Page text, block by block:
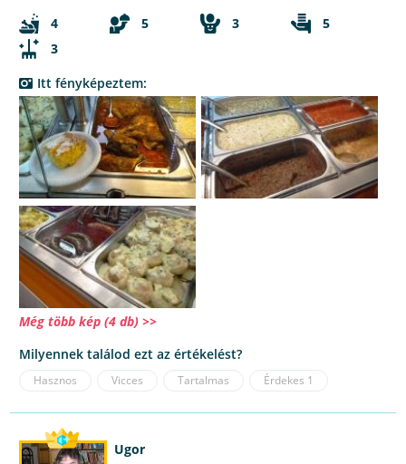
4
5 3
5
3
Itt fényképeztem:
Még több kép (4 db) >>
Milyennek találod ezt az értékelést?
Hasznos Vicces Tartalmas Érdekes 1
Ugor